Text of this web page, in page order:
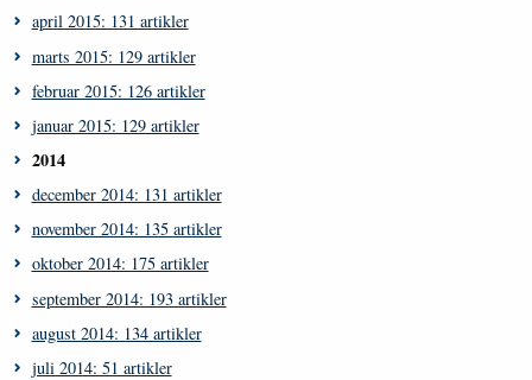
april 2015: 131 artikler
marts 2015: 129 artikler
februar 2015: 126 artikler
januar 2015: 129 artikler
2014
december 2014: 131 artikler
november 2014: 135 artikler
oktober 2014: 175 artikler
september 2014: 193 artikler
august 2014: 134 artikler
juli 2014: 51 artikler